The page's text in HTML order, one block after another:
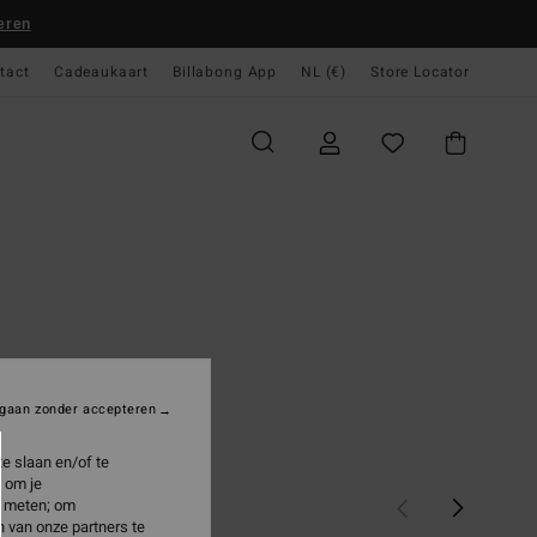
Cadeaukaart Billabong App NL (€) Store Locator
slaan en/of te
om je
om
van onze partners te
zonder accepteren